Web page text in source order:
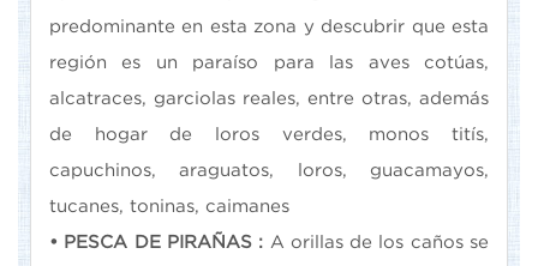
predominante en esta zona y descubrir que esta
región es un paraíso para las aves cotúas,
alcatraces, garciolas reales, entre otras, además
de hogar de loros verdes, monos titís,
capuchinos, araguatos, loros, guacamayos,
tucanes, toninas, caimanes
• PESCA DE PIRAÑAS : A orillas de los caños se